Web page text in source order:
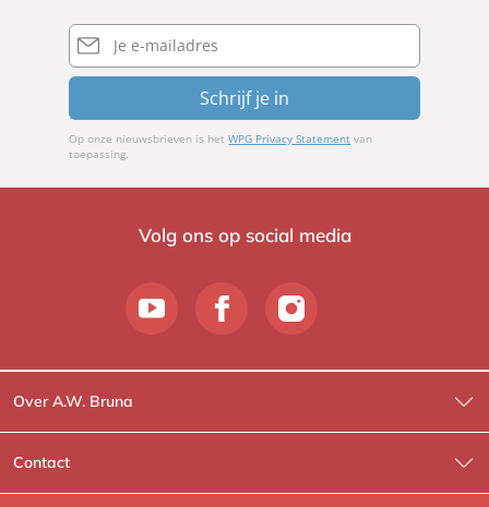
E-
mailadres
Schrijf je in
Op onze nieuwsbrieven is hetWPG Privacy Statement van
toepassing.
Volg ons op social media
Over A.W. Bruna
Wat wij doen
Wie is Wie?
Contact
Contactinformatie